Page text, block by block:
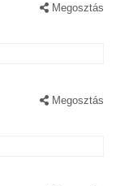
Megosztás
Megosztás